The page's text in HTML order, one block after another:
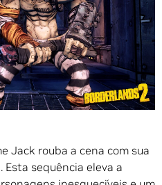
Jack rouba a cena com sua
sequência eleva a